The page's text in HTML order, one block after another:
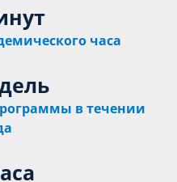
часа
в течении